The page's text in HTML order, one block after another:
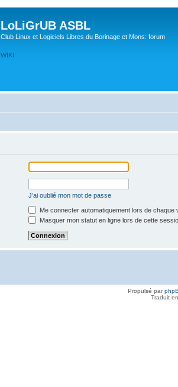
LoLiGrUB ASBL
Club Linux et Logiciels Libres du Borinage et Mons: forum
WIKI
J’ai oublié mon mot de passe
Me connecter automatiquement lors de chaque
Masquer mon statut en ligne lors de cette
Propulsé par
Traduit